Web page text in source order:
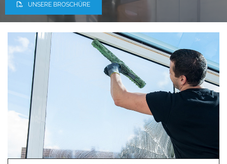
UNSERE BROSCHÜRE